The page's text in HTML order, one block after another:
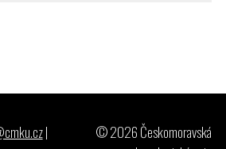
|
© 2026 Českomoravská